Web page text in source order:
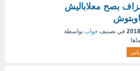
بصح معلاباليش
في تصنيف جواب بواسطة